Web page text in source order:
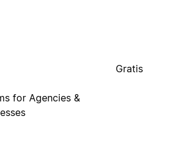
for Agencies &
Gratis